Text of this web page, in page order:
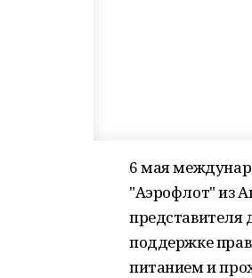
6 мая
"Аэрофлот" из
представителя
поддержке
питанием и